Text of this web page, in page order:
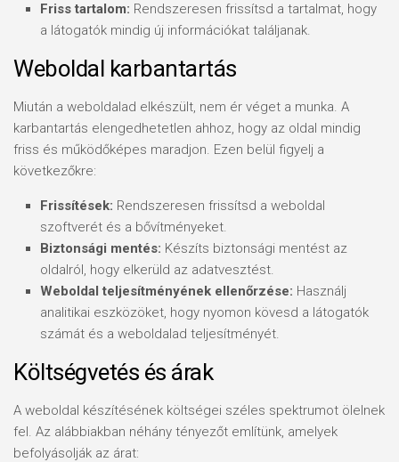
Friss tartalom: Rendszeresen frissítsd a tartalmat, hogy
a látogatók mindig új információkat találjanak.
Weboldal karbantartás
Miután a weboldalad elkészült, nem ér véget a munka. A
karbantartás elengedhetetlen ahhoz, hogy az oldal mindig
friss és működőképes maradjon. Ezen belül figyelj a
következőkre:
Frissítések: Rendszeresen frissítsd a weboldal
szoftverét és a bővítményeket.
Biztonsági mentés: Készíts biztonsági mentést az
oldalról, hogy elkerüld az adatvesztést.
Weboldal teljesítményének ellenőrzése: Használj
analitikai eszközöket, hogy nyomon kövesd a látogatók
számát és a weboldalad teljesítményét.
Költségvetés és árak
A weboldal készítésének költségei széles spektrumot ölelnek
fel. Az alábbiakban néhány tényezőt említünk, amelyek
befolyásolják az árat: